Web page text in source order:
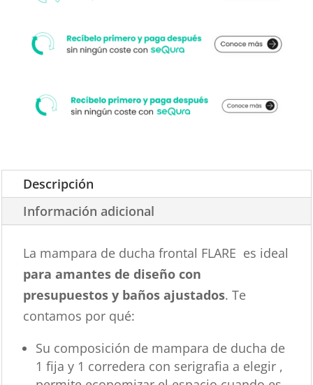
Descripción
Información adicional
La mampara de ducha frontal FLARE es ideal
para amantes de diseño con
presupuestos y baños ajustados. Te
contamos por qué:
Su composición de mampara de ducha de
1 fija y 1 corredera con serigrafia a elegir ,